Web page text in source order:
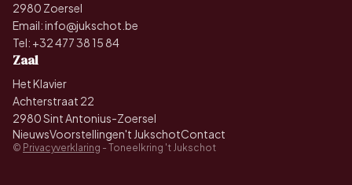
2980 Zoersel
Email:info@jukschot.be
Tel: +32 477 38 15 84
Zaal
Het Klavier
Achterstraat 22
2980 Sint Antonius-Zoersel
NieuwsVoorstellingen't JukschotContact
© Privacyverklaring - Toneelkring 't Jukschot